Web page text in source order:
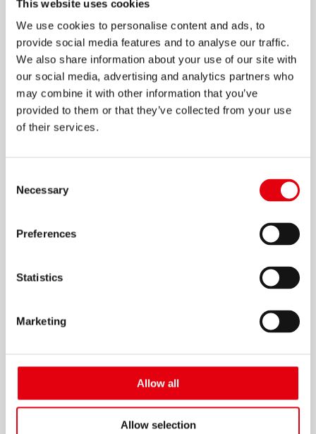
This website uses cookies
We use cookies to personalise content and ads, to
provide social media features and to analyse our traffic.
We also share information about your use of our site with
our social media, advertising and analytics partners who
may combine it with other information that you’ve
provided to them or that they’ve collected from your use
of their services.
Selection
Necessary
Preferences
Statistics
Marketing
Allow all
Allow selection
Resaltadores High Liner Plus
Pastel
EXPLORAR